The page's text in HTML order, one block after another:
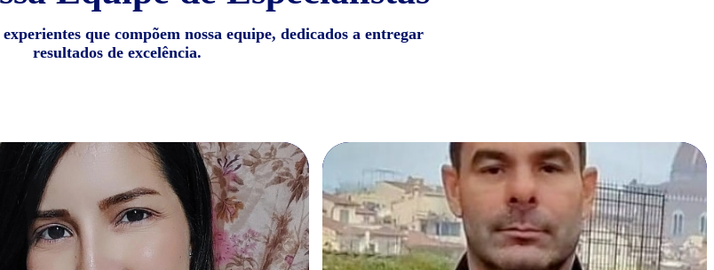
que compõem nossa equipe, dedicados a entregar
resultados de excelência.